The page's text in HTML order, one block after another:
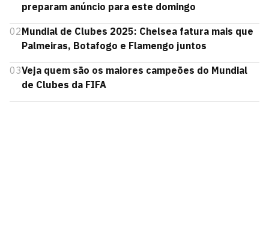
preparam anúncio para este domingo
02Mundial de Clubes 2025: Chelsea fatura mais que
Palmeiras, Botafogo e Flamengo juntos
03Veja quem são os maiores campeões do Mundial
de Clubes da FIFA